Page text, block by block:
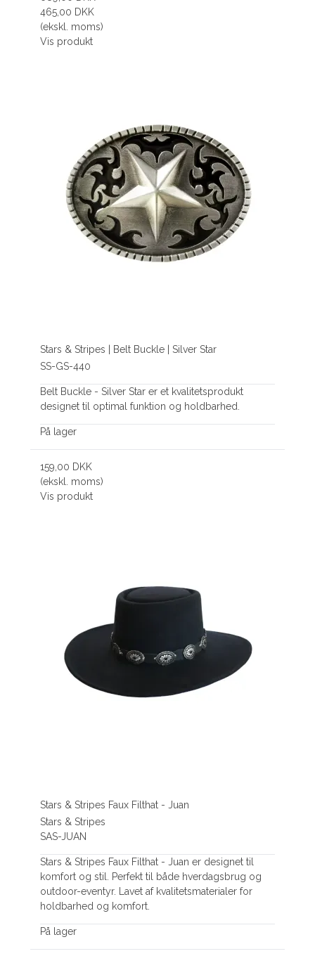
465,00 DKK
(ekskl. moms)
Vis produkt
Stars & Stripes | Belt Buckle | Silver Star
SS-GS-440
Belt Buckle - Silver Star er et kvalitetsprodukt
designet til optimal funktion og holdbarhed.
På lager
159,00 DKK
(ekskl. moms)
Vis produkt
Stars & Stripes Faux Filthat - Juan
Stars & Stripes
SAS-JUAN
Stars & Stripes Faux Filthat - Juan er designet til
komfort og stil. Perfekt til både hverdagsbrug og
outdoor-eventyr. Lavet af kvalitetsmaterialer for
holdbarhed og komfort.
På lager